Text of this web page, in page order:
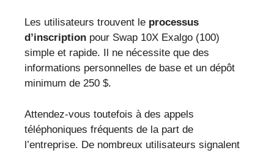
Les utilisateurs trouvent le processus
d’inscription pour Swap 10X Exalgo (100)
simple et rapide. Il ne nécessite que des
informations personnelles de base et un dépôt
minimum de 250 $.
Attendez-vous toutefois à des appels
téléphoniques fréquents de la part de
l’entreprise. De nombreux utilisateurs signalent